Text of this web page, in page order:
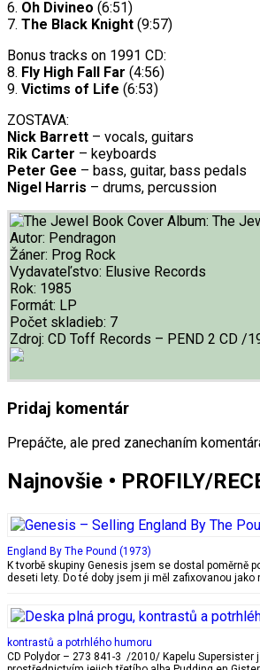
6. Oh Divineo (6:51)
7. The Black Knight (9:57)
Bonus tracks on 1991 CD:
8. Fly High Fall Far (4:56)
9. Victims of Life (6:53)
ZOSTAVA:
Nick Barrett – vocals, guitars
Rik Carter – keyboards
Peter Gee – bass, guitar, bass pedals
Nigel Harris – drums, percussion
Album: The
Autor: Pendragon
Žáner: Prog Rock
Vydavateľstvo: Elusive Records
Rok: 1985
Formát: LP
Počet skladieb: 7
Zdroj: CD Toff Records ‎– PEND 2 CD /
Pridaj komentár
Prepáčte, ale pred zanechaním
Najnovšie • PROFILY/
England By The Pound (1973)
K tvorbě skupiny Genesis jsem se dostal poměrně
deseti lety. Do té doby jsem ji měl zafixovanou
kontrastů a potrhlého humoru
CD Polydor – 273 841-3 /2010/ Kapelu Supersister